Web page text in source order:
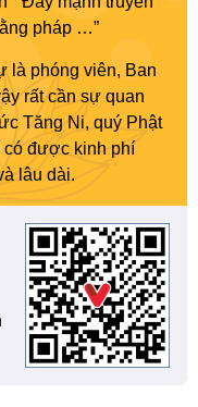
pháp …”
là phóng viên, Ban
rất cần sự quan
Tăng Ni, quý Phật
có được kinh phí
lâu dài.